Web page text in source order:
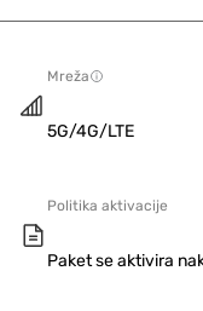
Mreža
5G/4G/LTE
Politika aktivacije
Paket se aktivira